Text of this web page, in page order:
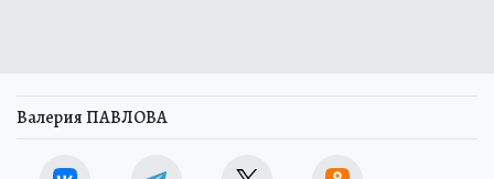
Валерия ПАВЛОВА